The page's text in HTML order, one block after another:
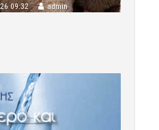
09:32 admin